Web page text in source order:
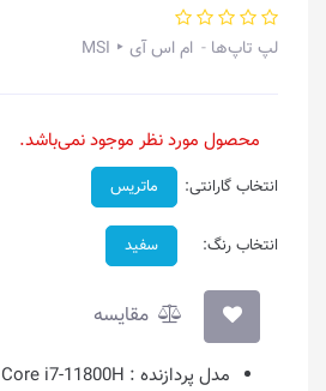
لپ تاپ‌ها ام اس آی ‣ MSI
محصول مورد نظر موجود نمی‌باشد.
انتخاب گارانتی: ماتریس
انتخاب رنگ: سفید
مقایسه
مدل پردازنده : Core i7-11800H